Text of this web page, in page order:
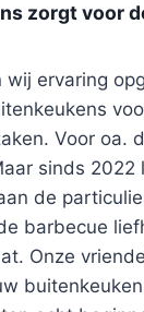
zorgt voor
wij ervaring
Voor oa.
sinds 2022
de
barbecue
Onze